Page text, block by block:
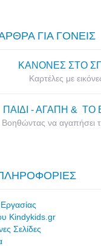
ΓΙΑ ΓΟΝΕΙΣ
ΚΑΝΟΝΕΣ ΣΤΟ
Καρτέλες με
ΠΑΙΔΙ - ΑΓΑΠΗ & ΤΟ
Βοηθώντας να αγαπήσει
Kindykids.gr
Σελίδες